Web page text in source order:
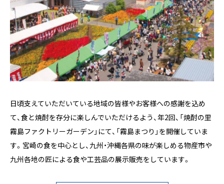
日頃支えていただいている地域の皆様やお客様への感謝を込め
て、食と焼酎を存分に楽しんでいただけるよう、年2回、「焼酎の里
霧島ファクトリーガーデン」にて、「霧島まつり」を開催していま
す。宮崎の食を中心とし、九州・沖縄各県の味が楽しめる物産市や
九州各地の匠による食や工芸品の展示販売をしています。